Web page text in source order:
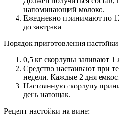
напоминающий молоко.
Ежедневно принимают по
до завтрака.
Порядок приготовления
0,5 кг скорлупы заливают 1
Средство настаивают при
недели. Каждые 2 дня
Настоянную скорлупу
день натощак.
Рецепт настойки на вине: